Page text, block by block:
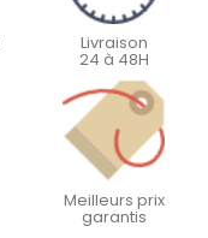
Livraison
24 à 48H
Meilleurs prix
garantis